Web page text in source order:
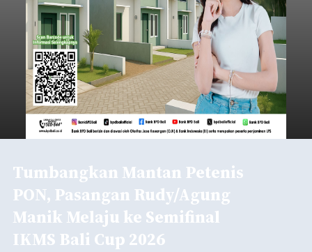
Tumbangkan Mantan Petenis
PON, Pasangan Rudy/Agung
Manik Melaju ke Semifinal
IKMS Bali Cup 2026